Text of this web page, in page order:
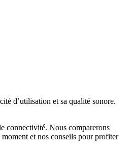
d’utilisation et sa qualité sonore.
connectivité. Nous comparerons
et nos conseils pour profiter